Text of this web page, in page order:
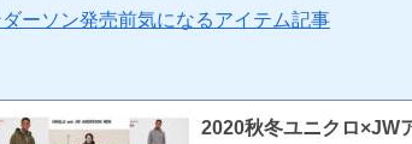
ーソン発売前気になるアイテム記事
2020秋冬ユニクロ×JW